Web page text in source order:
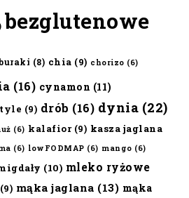
bezglutenowe
(8) chia (9) chorizo (6)
(16) cynamon (11)
(9) drób (16) dynia (22)
(6) kalafior(9) kasza jaglana
(6) lowFODMAP (6) mango (6)
(10) mleko ryżowe
(9) mąka jaglana (13) mąka